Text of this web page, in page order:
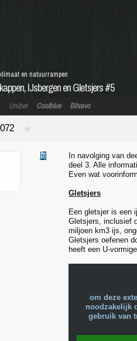
IJsbergen en Gletsjers #5
en natuurrampen
Unibet Coolblue Bitvavo
In navolging van
deel 3. Alle
Even wat
Gletsjers
Een gletsjer is een
Gletsjers, inclusief
miljoen km3 ijs,
Gletsjers oefenen
heeft een U-
om deze
noodzakelijk
gebruik van